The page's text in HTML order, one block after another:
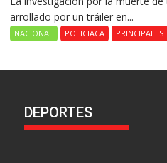
arrollado por un tráiler en...
NACIONAL POLICIACA PRINCIPALES
DEPORTES